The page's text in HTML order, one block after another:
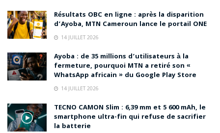
Résultats OBC en ligne : après la disparition
d’Ayoba, MTN Cameroun lance le portail ONE
14 JUILLET 2026
Ayoba : de 35 millions d’utilisateurs à la
fermeture, pourquoi MTN a retiré son «
WhatsApp africain » du Google Play Store
14 JUILLET 2026
TECNO CAMON Slim : 6,39 mm et 5 600 mAh, le
smartphone ultra-fin qui refuse de sacrifier
la batterie